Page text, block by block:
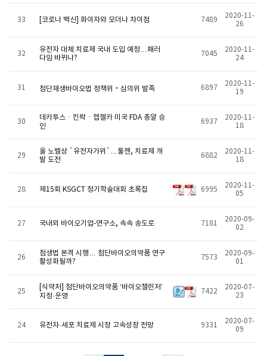
33 [코로나 백신] 화이자와 모더나 차이점 7489
2020-11-
26
32
유전자 대체 치료제 국내 도입 예정…패러
다임 바뀌나?
7045
2020-11-
24
31 첨단재생바이오법 정책위‧심의위 발족 6897
2020-11-
19
30
데카투스ㆍ킨락ㆍ젭젤카 미국 FDA 총알 승
인
6937
2020-11-
18
29
올 노벨상 `유전자가위`…툴젠, 치료제 개
발 도전
6882
2020-11-
18
28 제15회 KSGCT 정기학술대회 초록집 6995
2020-11-
05
27 국내외 바이오기업-연구소, 속속 송도로 7181
2020-09-
02
26
첨생법 본격 시행… 첨단바이오의약품 연구
활성화될까?
7573
2020-09-
01
25
[식약처] 첨단바이오의약품 ‘바이오챌린저’
지정·운영
7422
2020-07-
23
24 유전자·세포 치료제 시장 고속성장 전망 9331
2020-07-
09